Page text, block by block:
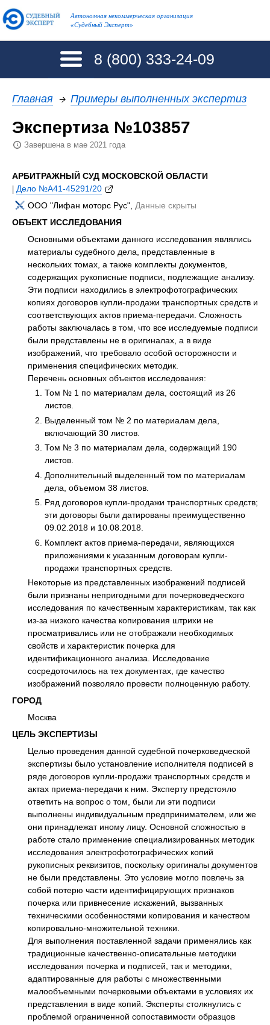
Автономная некоммерческая организация
«Судебный Эксперт»
8 (800) 333-24-09
Главная → Примеры выполненных экспертиз
Экспертиза №103857
Завершена в мае 2021 года
АРБИТРАЖНЫЙ СУД МОСКОВСКОЙ ОБЛАСТИ
| Дело №А41-45291/20
ООО "Лифан моторс Рус", Данные скрыты
ОБЪЕКТ ИССЛЕДОВАНИЯ
Основными объектами данного исследования являлись
материалы судебного дела, представленные в
нескольких томах, а также комплекты документов,
содержащих рукописные подписи, подлежащие анализу.
Эти подписи находились в электрофотографических
копиях договоров купли-продажи транспортных средств и
соответствующих актов приема-передачи. Сложность
работы заключалась в том, что все исследуемые подписи
были представлены не в оригиналах, а в виде
изображений, что требовало особой осторожности и
применения специфических методик.
Перечень основных объектов исследования:
Том № 1 по материалам дела, состоящий из 26
листов.
Выделенный том № 2 по материалам дела,
включающий 30 листов.
Том № 3 по материалам дела, содержащий 190
листов.
Дополнительный выделенный том по материалам
дела, объемом 38 листов.
Ряд договоров купли-продажи транспортных средств;
эти договоры были датированы преимущественно
09.02.2018 и 10.08.2018.
Комплект актов приема-передачи, являющихся
приложениями к указанным договорам купли-
продажи транспортных средств.
Некоторые из представленных изображений подписей
были признаны непригодными для почерковедческого
исследования по качественным характеристикам, так как
из-за низкого качества копирования штрихи не
просматривались или не отображали необходимых
свойств и характеристик почерка для
идентификационного анализа. Исследование
сосредоточилось на тех документах, где качество
изображений позволяло провести полноценную работу.
ГОРОД
Москва
ЦЕЛЬ ЭКСПЕРТИЗЫ
Целью проведения данной судебной почерковедческой
экспертизы было установление исполнителя подписей в
ряде договоров купли-продажи транспортных средств и
актах приема-передачи к ним. Эксперту предстояло
ответить на вопрос о том, были ли эти подписи
выполнены индивидуальным предпринимателем, или же
они принадлежат иному лицу. Основной сложностью в
работе стало применение специализированных методик
исследования электрофотографических копий
рукописных реквизитов, поскольку оригиналы документов
не были представлены. Это условие могло повлечь за
собой потерю части идентифицирующих признаков
почерка или привнесение искажений, вызванных
техническими особенностями копирования и качеством
копировально-множительной техники.
Для выполнения поставленной задачи применялись как
традиционные качественно-описательные методики
исследования почерка и подписей, так и методики,
адаптированные для работы с множественными
малообъемными почерковыми объектами в условиях их
представления в виде копий. Эксперты столкнулись с
проблемой ограниченной сопоставимости образцов